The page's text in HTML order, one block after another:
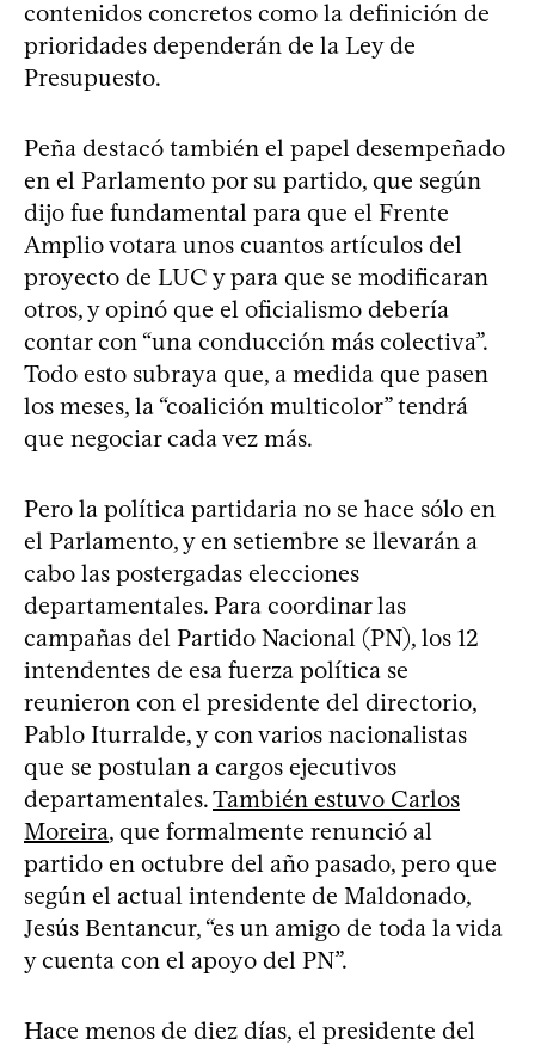
contenidos concretos como la definición de
prioridades dependerán de la Ley de
Presupuesto.
Peña destacó también el papel desempeñado
en el Parlamento por su partido, que según
dijo fue fundamental para que el Frente
Amplio votara unos cuantos artículos del
proyecto de LUC y para que se modificaran
otros, y opinó que el oficialismo debería
contar con “una conducción más colectiva”.
Todo esto subraya que, a medida que pasen
los meses, la “coalición multicolor” tendrá
que negociar cada vez más.
Pero la política partidaria no se hace sólo en
el Parlamento, y en setiembre se llevarán a
cabo las postergadas elecciones
departamentales. Para coordinar las
campañas del Partido Nacional (PN), los 12
intendentes de esa fuerza política se
reunieron con el presidente del directorio,
Pablo Iturralde, y con varios nacionalistas
que se postulan a cargos ejecutivos
departamentales.También estuvo Carlos
Moreira, que formalmente renunció al
partido en octubre del año pasado, pero que
según el actual intendente de Maldonado,
Jesús Bentancur, “es un amigo de toda la vida
y cuenta con el apoyo del PN”.
Hace menos de diez días, el presidente del